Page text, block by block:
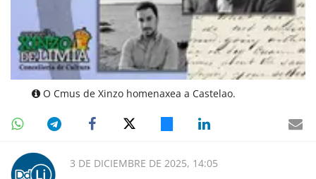
O Cmus de Xinzo homenaxea a Castelao.
3 DE DICIEMBRE DE 2025, 14:05